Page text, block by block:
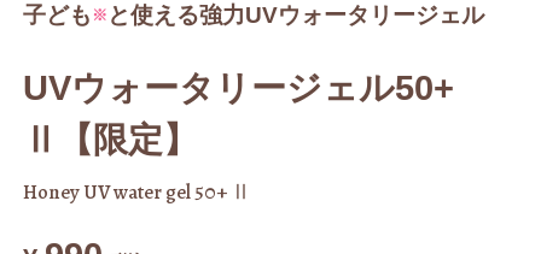
子ども ※ と使える強力UVウォータリージェル
UVウォータリージェル50+
Ⅱ【限定】
Honey UV water gel 50+ Ⅱ